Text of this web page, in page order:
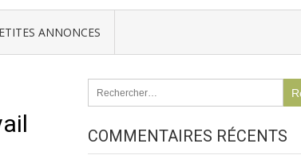
ANNONCES
COMMENTAIRES RÉCENTS